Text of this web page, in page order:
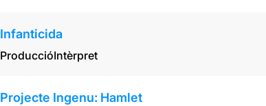
Infanticida
ProduccióIntèrpret
Projecte Ingenu: Hamlet